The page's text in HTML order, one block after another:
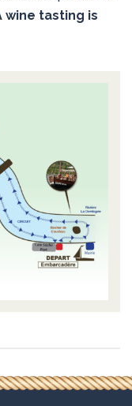
wine tasting is